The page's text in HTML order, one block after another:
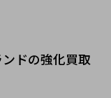
ドの強化買取